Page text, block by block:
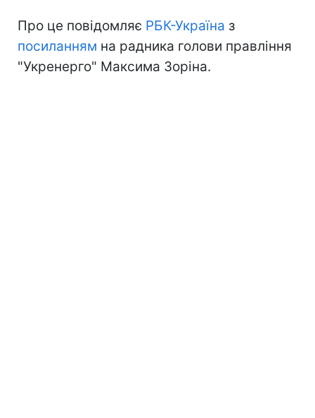
Про це повідомляє РБК-Україна з
посиланням на радника голови правління
"Укренерго" Максима Зоріна.